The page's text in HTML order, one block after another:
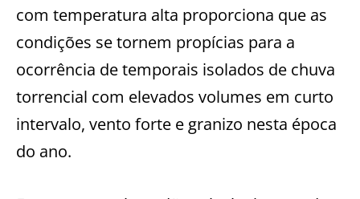
com temperatura alta proporciona que as
condições se tornem propícias para a
ocorrência de temporais isolados de chuva
torrencial com elevados volumes em curto
intervalo, vento forte e granizo nesta época
do ano.